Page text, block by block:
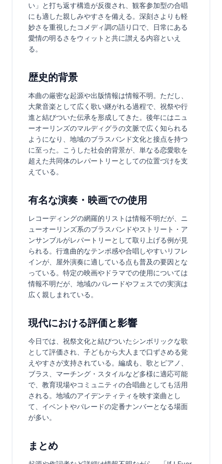
い」と打ち返す構造が反復され、観客参加型の合唱
にも適した親しみやすさを備える。深刻さよりも軽
妙さを重視したコメディ調の語り口で、日常にある
愛情の明るさをウィットと共に讃える内容といえ
る。
歴史的背景
本曲の厳密な起源や出版情報は情報不明。ただし、
大衆音楽として広く歌い継がれる過程で、祝祭や行
進と結びついた伝承を形成してきた。後年にはニュ
ーオーリンズのマルディグラの文脈で広く知られる
ようになり、地域のブラスバンド文化と接点を持つ
に至った。こうした社会的背景が、単なる恋愛歌を
超えた共同体のレパートリーとしての位置づけを支
えている。
有名な演奏・映画での使用
レコーディングの網羅的リストは情報不明だが、ニ
ューオーリンズ系のブラスバンドやストリート・ア
ンサンブルがレパートリーとして取り上げる例が見
られる。行進曲的なテンポ感や合唱しやすいリフレ
インが、屋外演奏に適している点も普及の要因とな
っている。特定の映画やドラマでの使用については
情報不明だが、地域のパレードやフェスでの実演は
広く親しまれている。
現代における評価と影響
今日では、祝祭文化と結びついたシンボリックな歌
として評価され、子どもから大人まで口ずさめる覚
えやすさが支持されている。編成も、歌とピアノ、
ブラス、マーチング・スタイルなど多様に適応可能
で、教育現場やコミュニティの合唱曲としても活用
される。地域のアイデンティティを映す楽曲とし
て、イベントやパレードの定番ナンバーとなる場面
が多い。
まとめ